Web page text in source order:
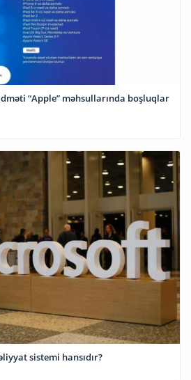
“Apple” məhsullarında boşluqlar
sistemi hansıdır?